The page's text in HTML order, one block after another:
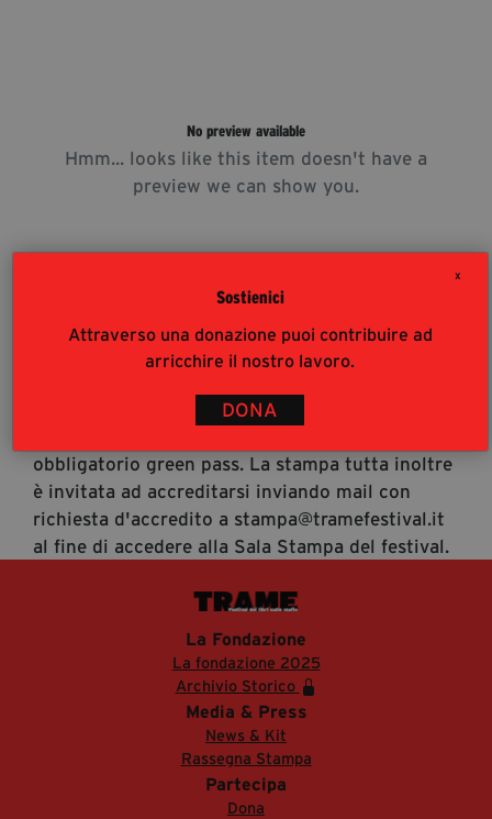
X
Sostienici
Attraverso una donazione puoi contribuire ad
arricchire il nostro lavoro.
DONA
Contatti
info@tramefestival.it
No preview available
Hmm... looks like this item doesn't have a
preview we can show you.
Accrediti Stampa
Accrediti Stampa. L'accesso al festival ai
pubblico (https://www.tramefestival.it/accesso-
obbligatorio green pass. La stampa tutta inoltre
è invitata ad accreditarsi inviando mail con
richiesta d'accredito a stampa@tramefestival.it
al fine di accedere alla Sala Stampa del festival.
La Fondazione
La fondazione 2025
Archivio Storico
Media & Press
News & Kit
Rassegna Stampa
Partecipa
Dona